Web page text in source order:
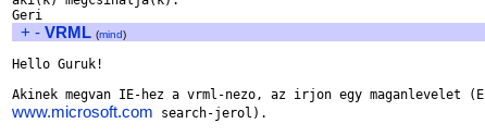
+ - VRML (mind)
Hello Guruk!
www.microsoft.com search-jerol).